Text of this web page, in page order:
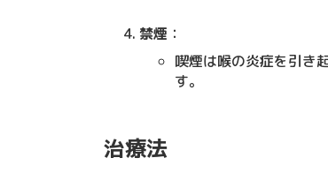
禁煙 ：
喫煙は喉の炎症を引き
す。
治療法